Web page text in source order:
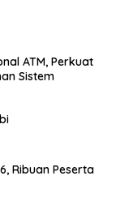
ATM, Perkuat
Sistem
Ribuan Peserta